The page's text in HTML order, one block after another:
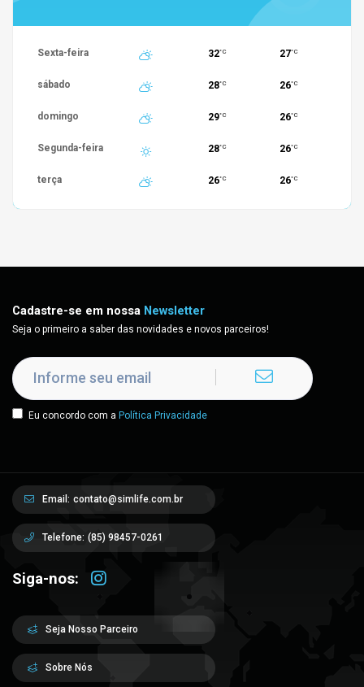
Sexta-feira 32°C 27°C
sábado 28°C 26°C
domingo 29°C 26°C
Segunda-feira 28°C 26°C
terça 26°C 26°C
Cadastre-se em nossa Newsletter
Seja o primeiro a saber das novidades e novos parceiros!
Eu concordo com a Política Privacidade
Email: contato@simlife.com.br
Telefone: (85) 98457-0261
Siga-nos:
Seja Nosso Parceiro
Sobre Nós